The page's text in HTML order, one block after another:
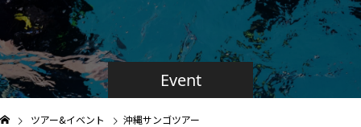
Event
ツアー&イベント 沖縄サンゴツアー